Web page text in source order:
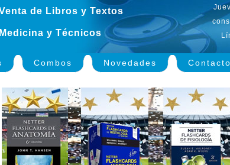
de Libros y Textos
Medicina y Técnicos
Combos Novedades Contacto